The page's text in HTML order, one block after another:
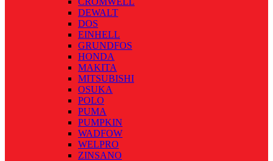
DEWALT
DOS
EINHELL
GRUNDFOS
HONDA
MAKITA
MITSUBISHI
OSUKA
POLO
PUMA
PUMPKIN
WADFOW
WELPRO
ZINSANO